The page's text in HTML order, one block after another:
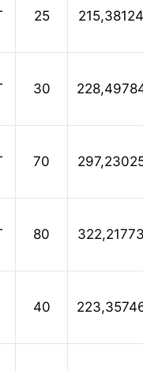
25 215,38124
30
70
80 322,21773
40